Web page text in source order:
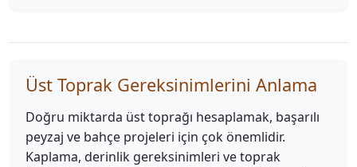
Üst Toprak Gereksinimlerini Anlama
Doğru miktarda üst toprağı hesaplamak, başarılı
peyzaj ve bahçe projeleri için çok önemlidir.
Kaplama, derinlik gereksinimleri ve toprak